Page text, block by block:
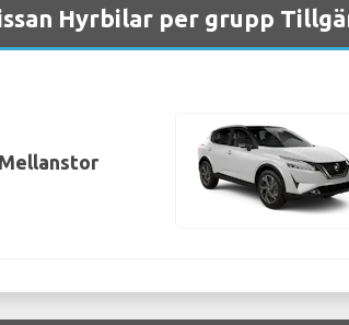
Hyrbilar per grupp
Mellanstor